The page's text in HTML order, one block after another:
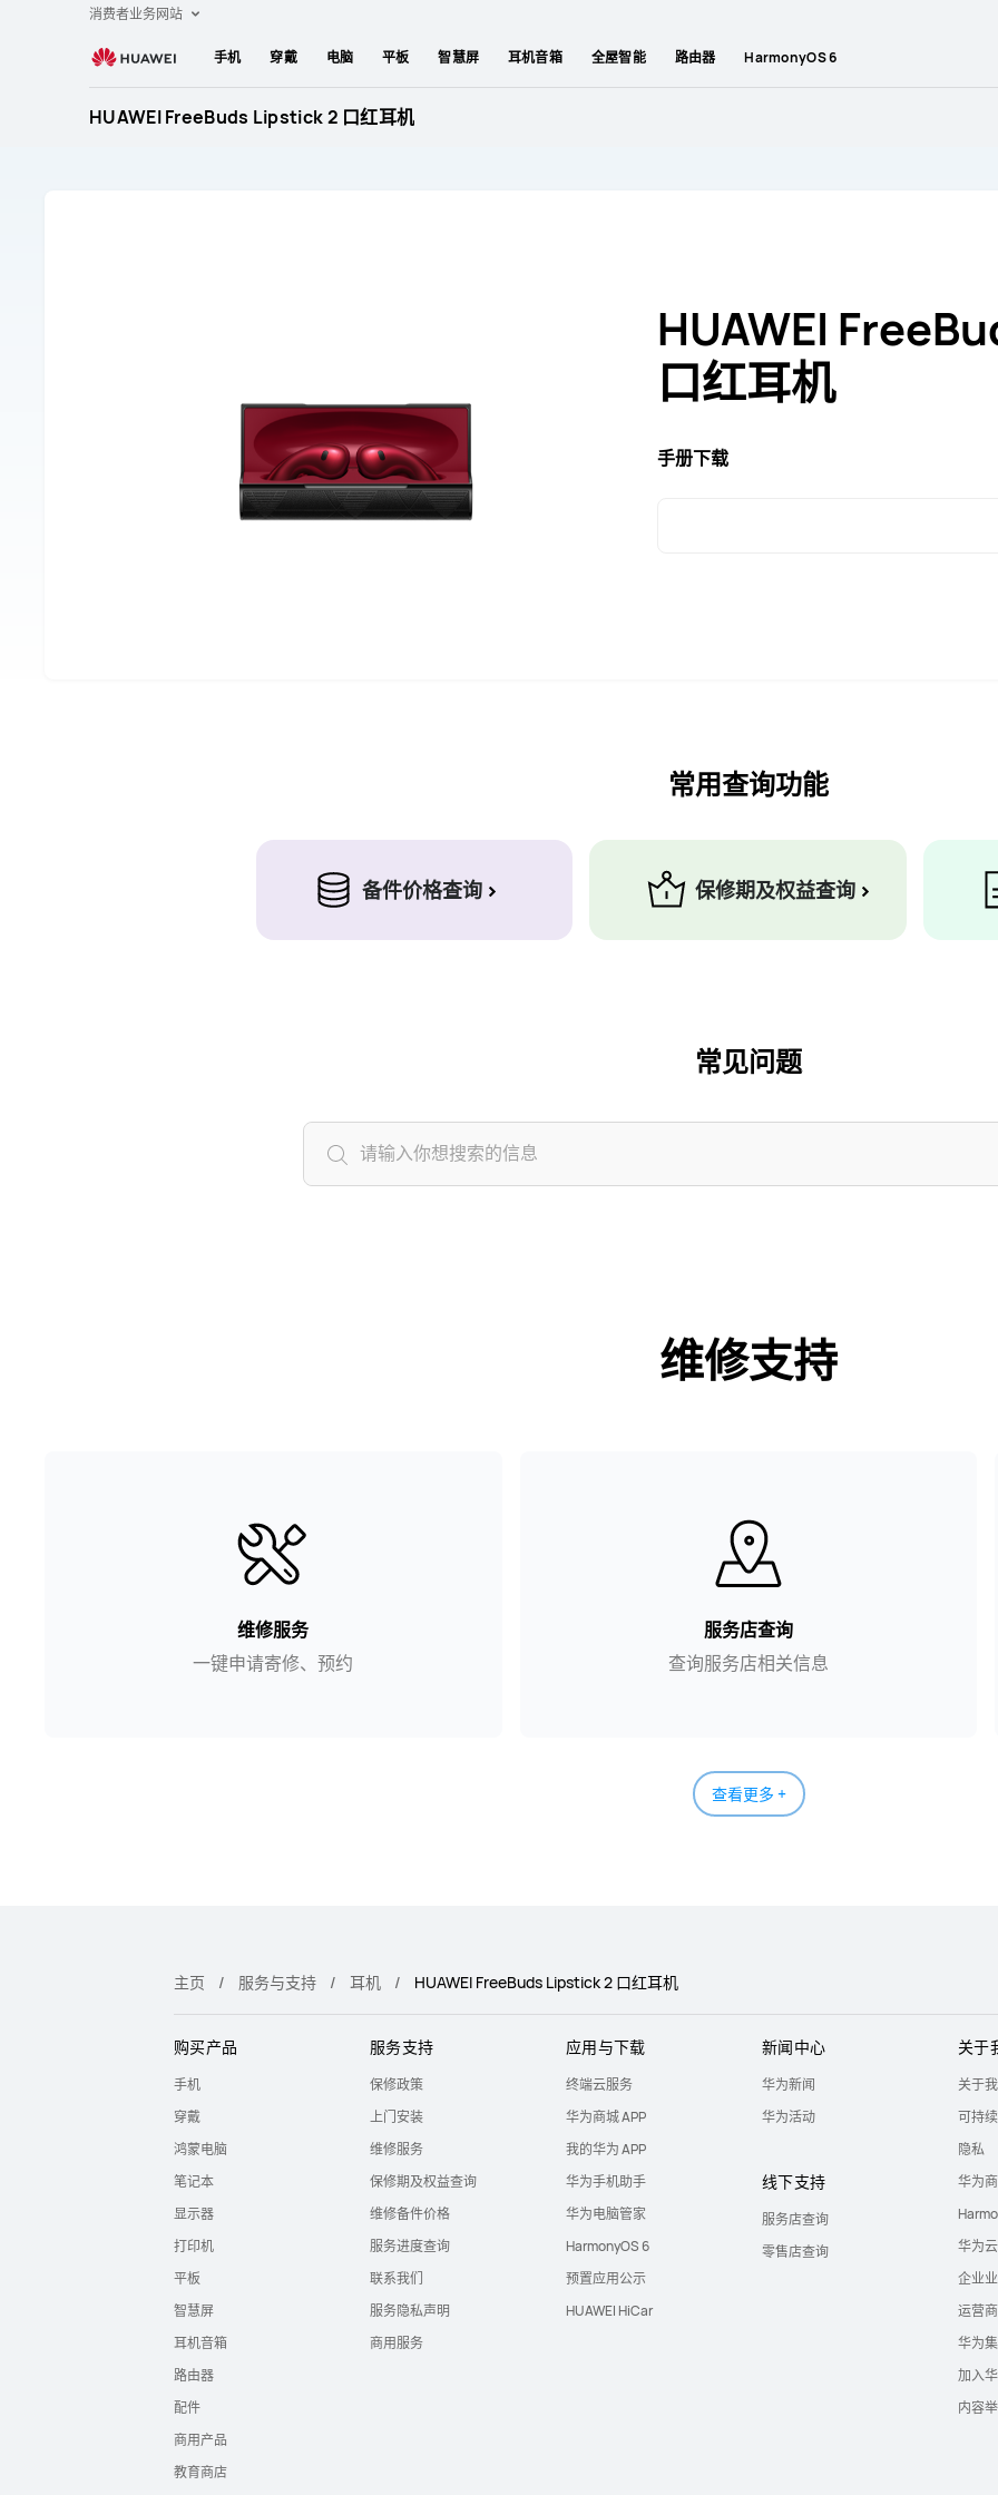
消费者业务网站
手机 穿戴 电脑 平板 智慧屏 耳机音箱 全屋智能 路由器 HarmonyOS 6
HUAWEI FreeBuds Lipstick 2 口红耳机
HUAWEI
口红耳机
手册下载
常用查询功能
备件价格查询 保修期及权益查询
常见问题
维修支持
维修服务
一键申请寄修、预约
服务店查询
查询服务店相关信息
查看更多 +
主页 服务与支持 耳机 HUAWEI FreeBuds Lipstick 2 口红耳机
购买产品
手机
穿戴
鸿蒙电脑
笔记本
显示器
打印机
平板
智慧屏
耳机音箱
路由器
配件
商用产品
教育商店
服务支持
保修政策
上门安装
维修服务
保修期及权益查询
维修备件价格
服务进度查询
联系我们
服务隐私声明
商用服务
应用与下载
终端云服务
华为商城 APP
我的华为 APP
华为手机助手
华为电脑管家
HarmonyOS 6
预置应用公示
HUAWEI HiCar
新闻中心
华为新闻
华为活动
线下支持
服务店查询
零售店查询
关于
关于
可持
隐私
华为
华为云
企业
运营
华为
加入
内容